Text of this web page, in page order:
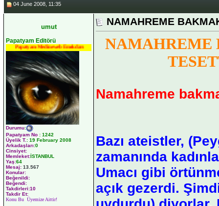
04 June 2008, 11:35
umut
Papatyam Editörü
Papatyam Medineweb Emekdarı
Durumu:
Papatyam No : 1242
Üyelik T.: 19 February 2008
Arkadaşları:0
Cinsiyet:
Memleket:İSTANBUL
Yaş:64
Mesaj: 13.567
Konular:
Beğenildi:
Beğendi:
Takdirleri:10
Takdir Et:
Konu Bu Üyemize Aittir!
NAMAHREME
NAMAHREME
Namahreme
Bazı ateistler,
zamanında
Umacı gibi
açık gezerdi.